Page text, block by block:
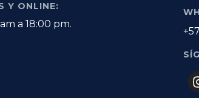
Y ONLINE:
a 18:00 pm.